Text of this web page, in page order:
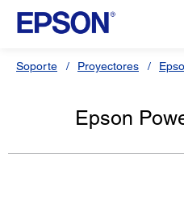
Soporte Proyectores
Epson